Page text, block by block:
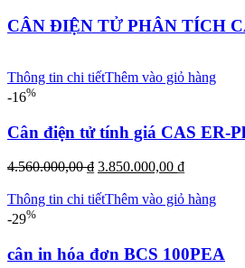
CÂN ĐIỆN TỬ PHÂN TÍCH
Thông tin chi tiếtThêm vào giỏ hàng
-16%
Cân điện tử tính giá CAS ER-
4.560.000,00₫ Giá
là:
3.850.000,00 ₫Giá
tại
Thông tin chi tiếtThêm vào giỏ hàng
-29%
cân in hóa đơn BCS 100PEA